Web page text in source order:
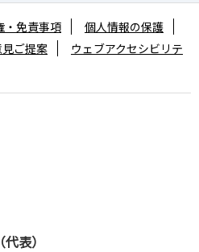
（代表）
・免責事項
個人情報の保護
ご提案
ウェブアクセシビリテ